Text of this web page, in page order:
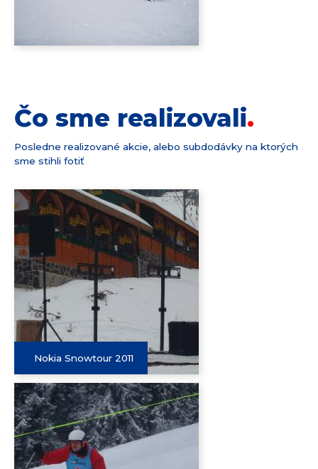
Čo sme realizovali
Posledne realizované akcie, alebo subdodávky na ktorých
sme stihli fotiť
Nokia Snowtour 2011